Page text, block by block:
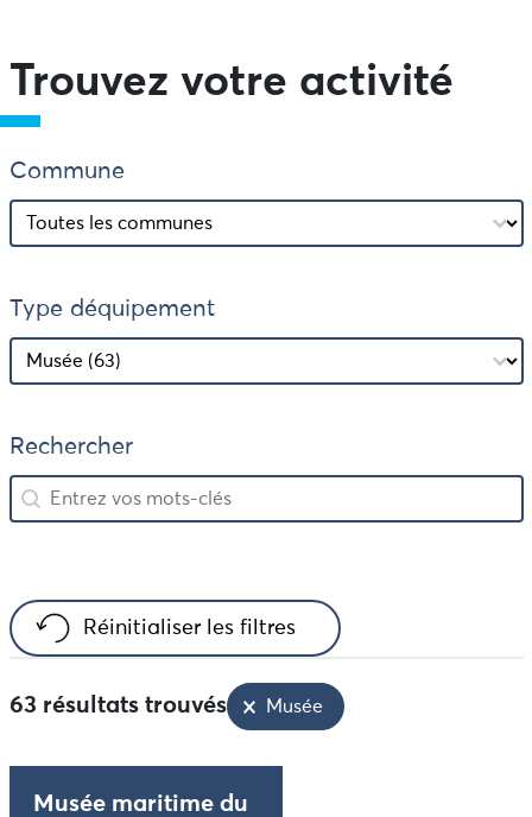
Trouvez votre activité
Commune
Commune
Commune
Type déquipement
Type déquipement
Type déquipement
Rechercher
Rechercher
Rechercher
Réinitialiser les filtres
63 résultats trouvésFacettes sélectionnées
Musée
Musée maritime du